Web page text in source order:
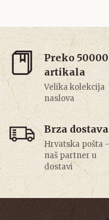
Preko 50000
artikala
Velika kolekcija
naslova
Brza dostava
Hrvatska pošta -
naš partner u
dostavi